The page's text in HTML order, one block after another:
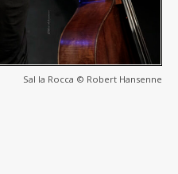
Sal la Rocca © Robert Hansenne